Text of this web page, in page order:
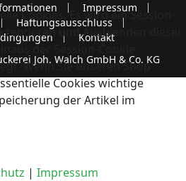
Impressum
Haftungsausschluss
Kontakt
Joh. Walch GmbH & Co. KG
Cookies. Es wird ein Session-
und Ausblenden dieser
der Session-Cookie
Wenn Sie unseren Shop
Cookies wichtige
der Artikel im
| Impressum